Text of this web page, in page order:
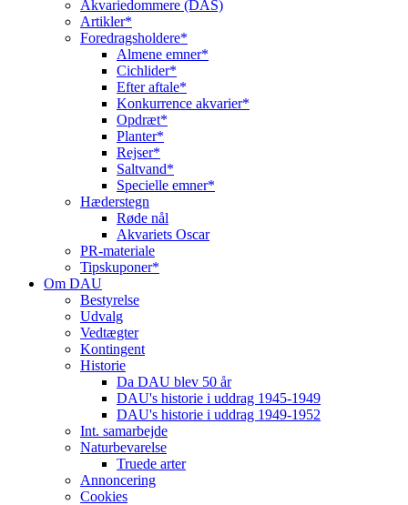
Akvariedommere (DAS)
Artikler*
Foredragsholdere*
Almene emner*
Cichlider*
Efter aftale*
Konkurrence akvarier*
Opdræt*
Planter*
Rejser*
Saltvand*
Specielle emner*
Hæderstegn
Røde nål
Akvariets Oscar
PR-materiale
Tipskuponer*
Om DAU
Bestyrelse
Udvalg
Vedtægter
Kontingent
Historie
Da DAU blev 50 år
DAU's historie i uddrag 1945-1949
DAU's historie i uddrag 1949-1952
Int. samarbejde
Naturbevarelse
Truede arter
Annoncering
Cookies